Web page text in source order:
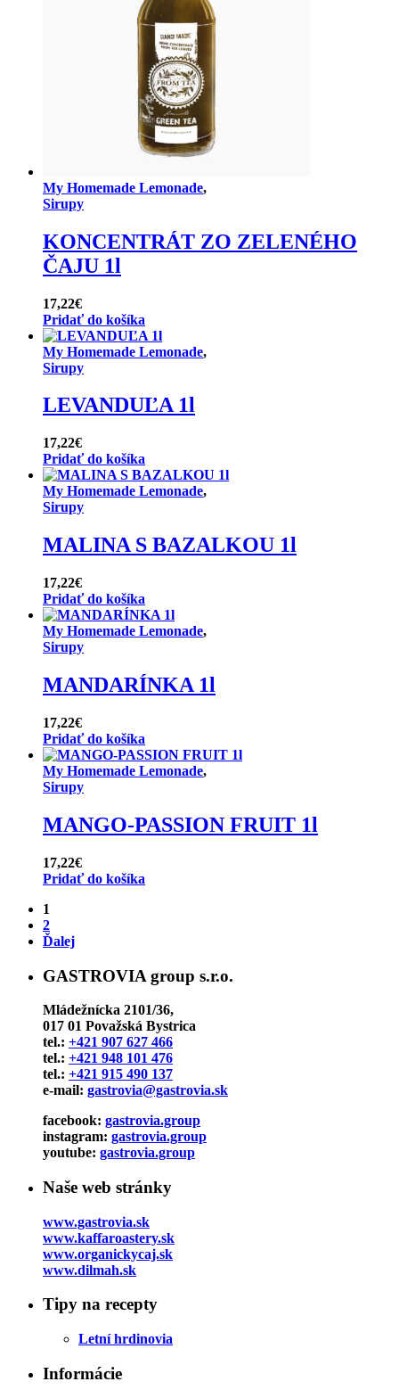
My Homemade Lemonade,
Sirupy
KONCENTRÁT ZO ZELENÉHO
ČAJU 1l
17,22€
Pridať do košíka
My Homemade Lemonade,
Sirupy
LEVANDUĽA 1l
17,22€
Pridať do košíka
My Homemade Lemonade,
Sirupy
MALINA S BAZALKOU 1l
17,22€
Pridať do košíka
My Homemade Lemonade,
Sirupy
MANDARÍNKA 1l
17,22€
Pridať do košíka
My Homemade Lemonade,
Sirupy
MANGO-PASSION FRUIT 1l
17,22€
Pridať do košíka
1
2
Ďalej
GASTROVIA group s.r.o.
Mládežnícka 2101/36,
017 01 Považská Bystrica
tel.: +421 907 627 466
tel.: +421 948 101 476
tel.: +421 915 490 137
e-mail: gastrovia@gastrovia.sk
facebook: gastrovia.group
instagram: gastrovia.group
youtube: gastrovia.group
Naše web stránky
www.gastrovia.sk
www.kaffaroastery.sk
www.organickycaj.sk
www.dilmah.sk
Tipy na recepty
Letní hrdinovia
Informácie